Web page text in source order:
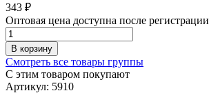
343 ₽
Оптовая цена доступна после регистрации
В корзину
Смотреть все товары группы
С этим товаром покупают
Артикул: 5910